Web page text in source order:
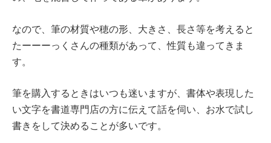
なので、筆の材質や穂の形、大きさ、長さ等を考えると
たーーーっくさんの種類があって、性質も違ってきま
す。
筆を購入するときはいつも迷いますが、書体や表現した
い文字を書道専門店の方に伝えて話を伺い、お水で試し
書きをして決めることが多いです。